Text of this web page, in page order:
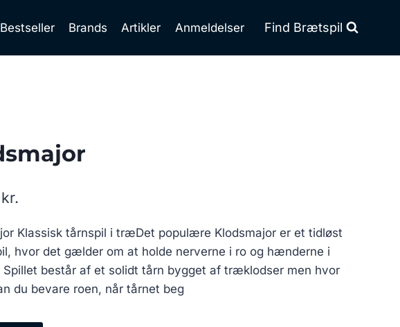
Bestseller Brands Artikler Anmeldelser Find Brætspil
kr.
Klassisk tårnspil i træDet populære Klodsmajor er et tidløst
hvor det gælder om at holde nerverne i ro og hænderne i
Spillet består af et solidt tårn bygget af træklodser men hvor
du bevare roen, når tårnet beg